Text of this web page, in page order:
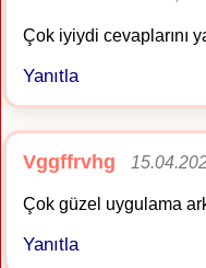
Çok iyiydi cevaplarını
Yanıtla
Vggffrvhg
Çok güzel uygulama
Yanıtla